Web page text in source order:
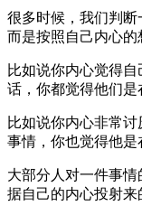
很多时候，我们判断
而是按照自己内心的
比如说你内心觉得
话，你都觉得他们是
比如说你内心非常
事情，你也觉得他是
大部分人对一件事
据自己的内心投射来